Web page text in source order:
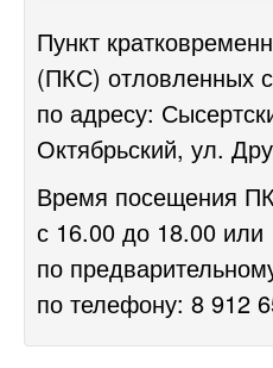
Пункт
(ПКС) отловленных
по адресу:
Октябрьский, ул.
Время посещения
с 16.00 до 18.00 или
по
по телефону: 8 912